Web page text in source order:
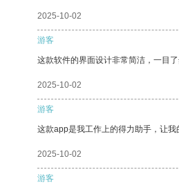
2025-10-02
游客
这款软件的界面设计非常简洁，一目了
2025-10-02
游客
这款app是我工作上的得力助手，让我
2025-10-02
游客